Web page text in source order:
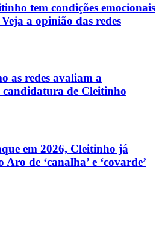
tem condições emocionais
a opinião das redes
as redes avaliam a
de Cleitinho
em 2026, Cleitinho já
de ‘canalha’ e ‘covarde’